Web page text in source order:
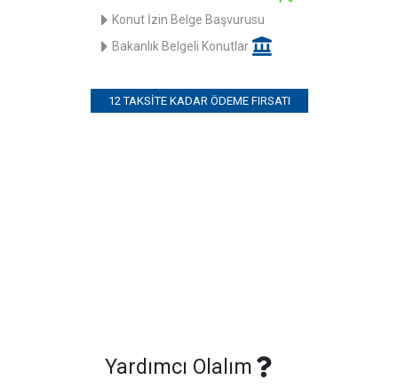
Konut İzin Belge Başvurusu
Bakanlık Belgeli Konutlar
12 TAKSITE KADAR ÖDEME FIRSATI
Yardımcı Olalım